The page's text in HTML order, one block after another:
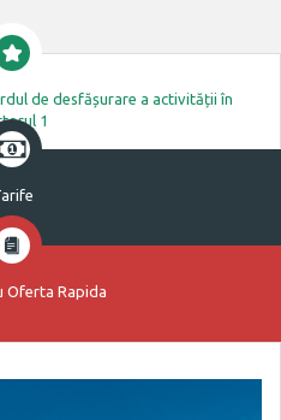
de desfășurare a activității în
1
Oferta Rapida